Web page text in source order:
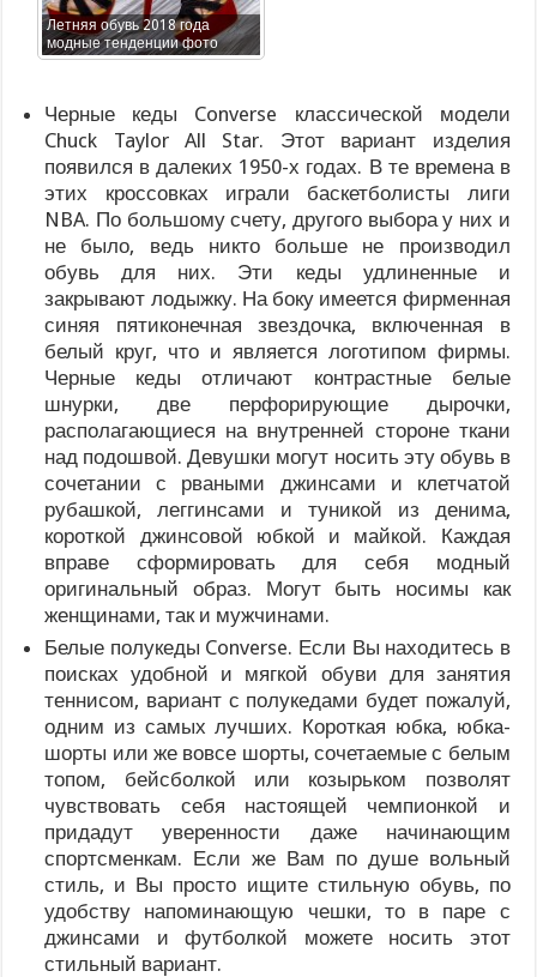
Летняя обувь 2018 года
модные тенденции фото
Черные кеды Converse классической модели
Chuck Taylor All Star. Этот вариант изделия
появился в далеких 1950-х годах. В те времена в
этих кроссовках играли баскетболисты лиги
NBA. По большому счету, другого выбора у них и
не было, ведь никто больше не производил
обувь для них. Эти кеды удлиненные и
закрывают лодыжку. На боку имеется фирменная
синяя пятиконечная звездочка, включенная в
белый круг, что и является логотипом фирмы.
Черные кеды отличают контрастные белые
шнурки, две перфорирующие дырочки,
располагающиеся на внутренней стороне ткани
над подошвой. Девушки могут носить эту обувь в
сочетании с рваными джинсами и клетчатой
рубашкой, леггинсами и туникой из денима,
короткой джинсовой юбкой и майкой. Каждая
вправе сформировать для себя модный
оригинальный образ. Могут быть носимы как
женщинами, так и мужчинами.
Белые полукеды Converse. Если Вы находитесь в
поисках удобной и мягкой обуви для занятия
теннисом, вариант с полукедами будет пожалуй,
одним из самых лучших. Короткая юбка, юбка-
шорты или же вовсе шорты, сочетаемые с белым
топом, бейсболкой или козырьком позволят
чувствовать себя настоящей чемпионкой и
придадут уверенности даже начинающим
спортсменкам. Если же Вам по душе вольный
стиль, и Вы просто ищите стильную обувь, по
удобству напоминающую чешки, то в паре с
джинсами и футболкой можете носить этот
стильный вариант.